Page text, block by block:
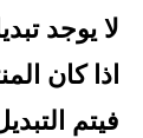
لا يوجد
اذا كان
فيتم